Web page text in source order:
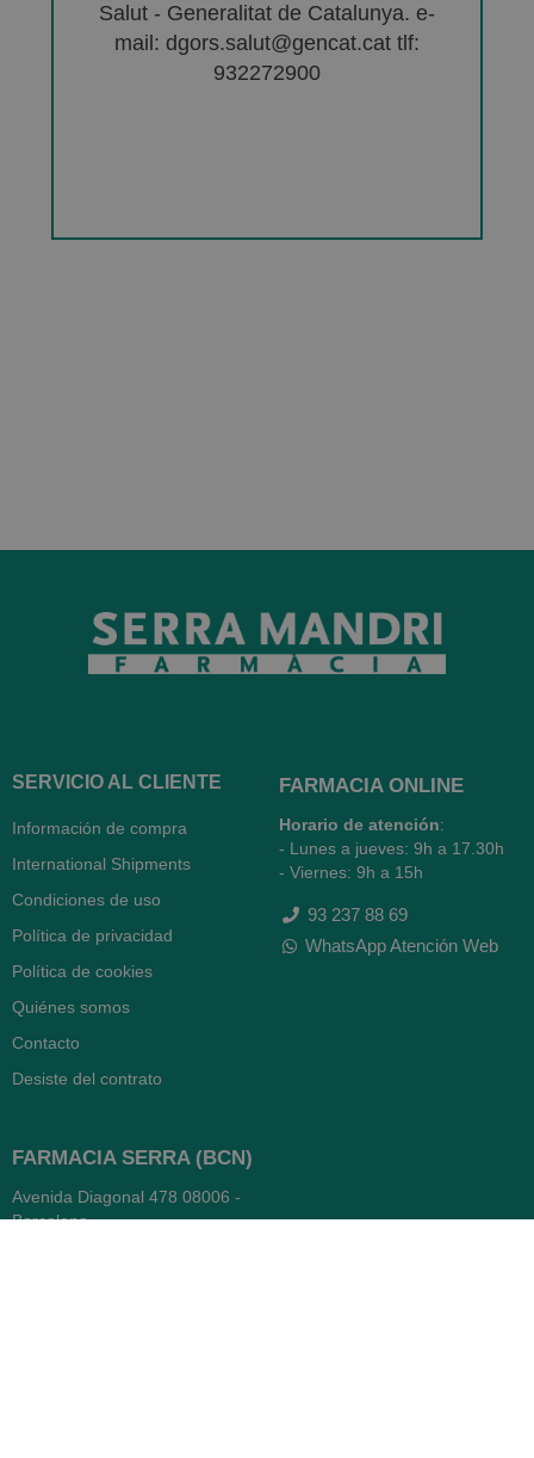
Salut - Generalitat de Catalunya. e-
mail: dgors.salut@gencat.cat tlf:
932272900
SERVICIO AL CLIENTE
Información de compra
International Shipments
Condiciones de uso
Política de privacidad
Política de cookies
Quiénes somos
Contacto
Desiste del contrato
FARMACIA ONLINE
Horario de atención:
- Lunes a jueves: 9h a 17.30h
- Viernes: 9h a 15h
93 237 88 69
WhatsApp Atención Web
FARMACIA SERRA (BCN)
Avenida Diagonal 478 08006 -
Barcelona